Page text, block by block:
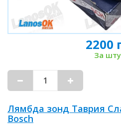
2200
За
Лямбда зонд Таврия
Bosch